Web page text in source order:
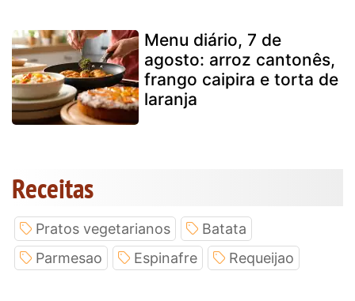
Menu diário, 7 de
agosto: arroz cantonês,
frango caipira e torta de
laranja
Receitas
Pratos vegetarianos
Batata
Parmesao
Espinafre Requeijao